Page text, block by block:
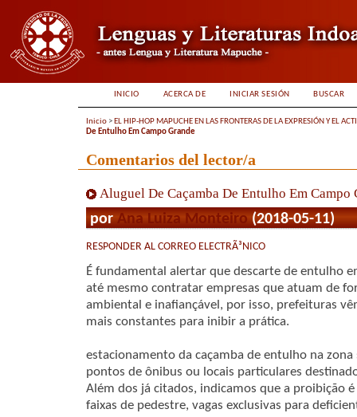
INICIO ACERCA DE INICIAR SESIÓN BUSCAR
Inicio > EL HIP-HOP MAPUCHE EN LAS FRONTERAS DE LA EXPRESIÓN Y EL
De Entulho Em Campo Grande
Comentarios del lector/a
Aluguel De Caçamba De Entulho Em Campo
porAna Luiza Monteiro(2018-05-11)
RESPONDER AL CORREO ELECTRÃ³NICO
É fundamental alertar que descarte de entulho
até mesmo contratar empresas que atuam de
ambiental e inafiançável, por isso, prefeituras
mais constantes para inibir a prática.
estacionamento da caçamba de entulho na
pontos de ônibus ou locais particulares
Além dos já citados, indicamos que a proibição
faixas de pedestre, vagas exclusivas para